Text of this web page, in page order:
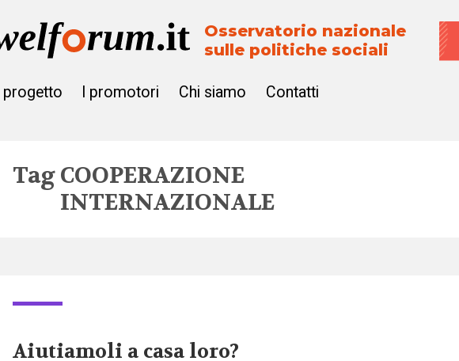
Osservatorio nazionale
sulle politiche sociali
Il progetto I promotori Chi siamo Contatti
TagCOOPERAZIONE
INTERNAZIONALE
Aiutiamoli a casa loro?